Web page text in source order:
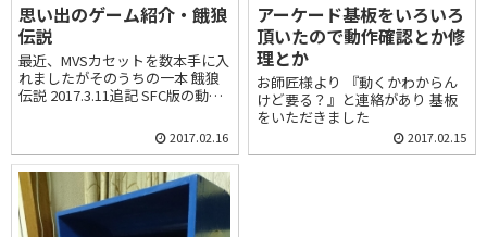
思い出のゲーム紹介・餓狼
伝説
最近、MVSカセットを数本手に入
れましたがそのうちの一本 餓狼
伝説 2017.3.11追記 SFC版の動画
2017.02.16
アーケード基板をいろいろ
頂いたので動作確認とか修
理とか
お師匠様より 『動くかわからん
けど要る？』と連絡があり 基板
をいただきました
2017.02.15